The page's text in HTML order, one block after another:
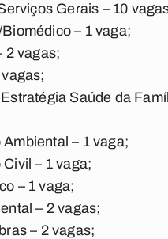
Gerais – 10
– 1 vaga;
2 vagas;
Saúde da
– 1 vaga;
– 1 vaga;
– 1 vaga;
– 2 vagas;
– 2 vagas;